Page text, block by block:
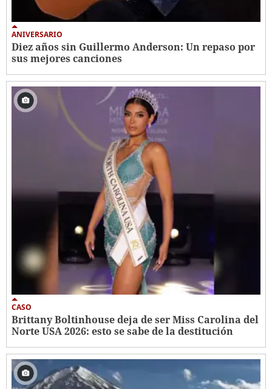
ANIVERSARIO
Diez años sin Guillermo Anderson: Un repaso por
sus mejores canciones
CASO
Brittany Boltinhouse deja de ser Miss Carolina del
Norte USA 2026: esto se sabe de la destitución